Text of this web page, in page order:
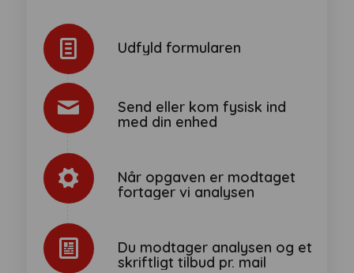
Udfyld formularen
Send eller kom fysisk ind
med din enhed
Når opgaven er modtaget
fortager vi analysen
Du modtager analysen og et
skriftligt tilbud pr. mail